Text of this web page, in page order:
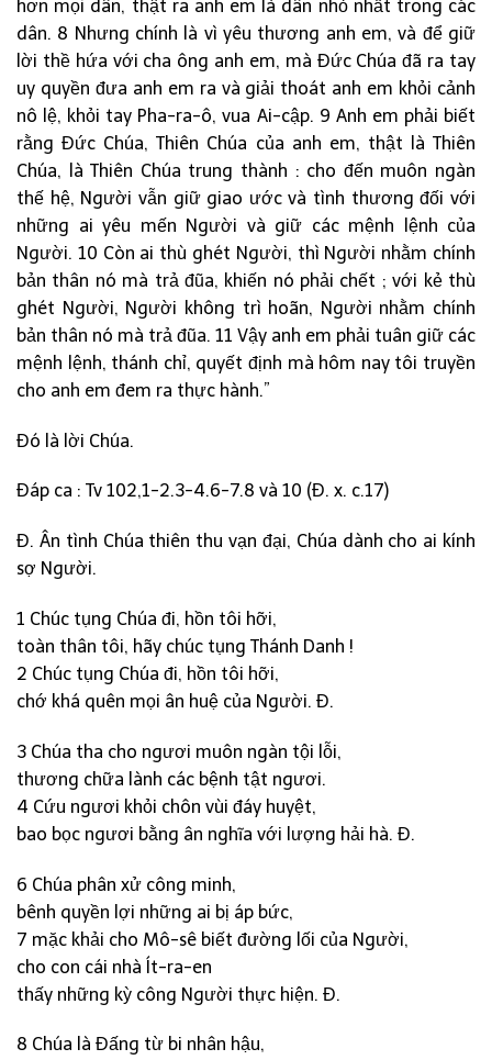
hơn mọi dân, thật ra anh em là dân nhỏ nhất trong các
dân. 8 Nhưng chính là vì yêu thương anh em, và để giữ
lời thề hứa với cha ông anh em, mà Đức Chúa đã ra tay
uy quyền đưa anh em ra và giải thoát anh em khỏi cảnh
nô lệ, khỏi tay Pha-ra-ô, vua Ai-cập. 9 Anh em phải biết
rằng Đức Chúa, Thiên Chúa của anh em, thật là Thiên
Chúa, là Thiên Chúa trung thành : cho đến muôn ngàn
thế hệ, Người vẫn giữ giao ước và tình thương đối với
những ai yêu mến Người và giữ các mệnh lệnh của
Người. 10 Còn ai thù ghét Người, thì Người nhằm chính
bản thân nó mà trả đũa, khiến nó phải chết ; với kẻ thù
ghét Người, Người không trì hoãn, Người nhằm chính
bản thân nó mà trả đũa. 11 Vậy anh em phải tuân giữ các
mệnh lệnh, thánh chỉ, quyết định mà hôm nay tôi truyền
cho anh em đem ra thực hành.”
Đó là lời Chúa.
Đáp ca : Tv 102,1-2.3-4.6-7.8 và 10 (Đ. x. c.17)
Đ. Ân tình Chúa thiên thu vạn đại, Chúa dành cho ai kính
sợ Người.
1 Chúc tụng Chúa đi, hồn tôi hỡi,
toàn thân tôi, hãy chúc tụng Thánh Danh !
2 Chúc tụng Chúa đi, hồn tôi hỡi,
chớ khá quên mọi ân huệ của Người. Đ.
3 Chúa tha cho ngươi muôn ngàn tội lỗi,
thương chữa lành các bệnh tật ngươi.
4 Cứu ngươi khỏi chôn vùi đáy huyệt,
bao bọc ngươi bằng ân nghĩa với lượng hải hà. Đ.
6 Chúa phân xử công minh,
bênh quyền lợi những ai bị áp bức,
7 mặc khải cho Mô-sê biết đường lối của Người,
cho con cái nhà Ít-ra-en
thấy những kỳ công Người thực hiện. Đ.
8 Chúa là Đấng từ bi nhân hậu,